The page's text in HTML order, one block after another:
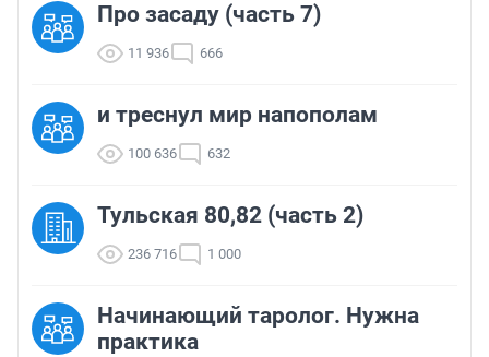
Про засаду (часть 7)
11 936 666
и треснул мир напополам
100 636 632
Тульская 80,82 (часть 2)
236 716 1 000
Начинающий таролог. Нужна
практика